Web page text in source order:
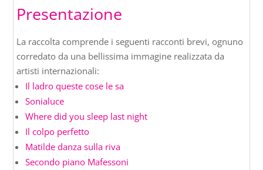
Presentazione
La raccolta comprende i seguenti racconti brevi, ognuno
corredato da una bellissima immagine realizzata da
artisti internazionali:
Il ladro queste cose le sa
Sonialuce
Where did you sleep last night
Il colpo perfetto
Matilde danza sulla riva
Secondo piano Mafessoni